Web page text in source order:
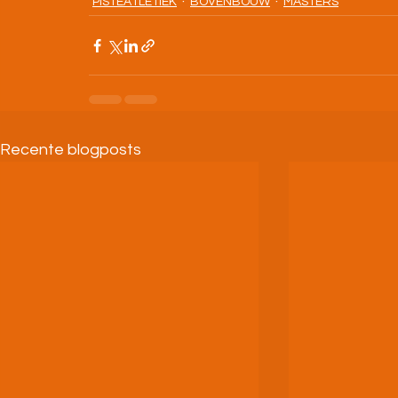
Recente blogposts